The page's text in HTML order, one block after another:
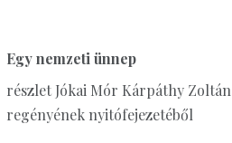
Egy nemzeti ünnep
részlet Jókai Mór Kárpáthy
regényének nyitófejezetéből